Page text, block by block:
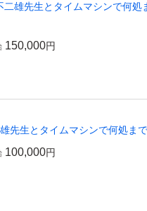
先生とタイムマシンで何処
150,000円
先生とタイムマシンで何処ま
100,000円